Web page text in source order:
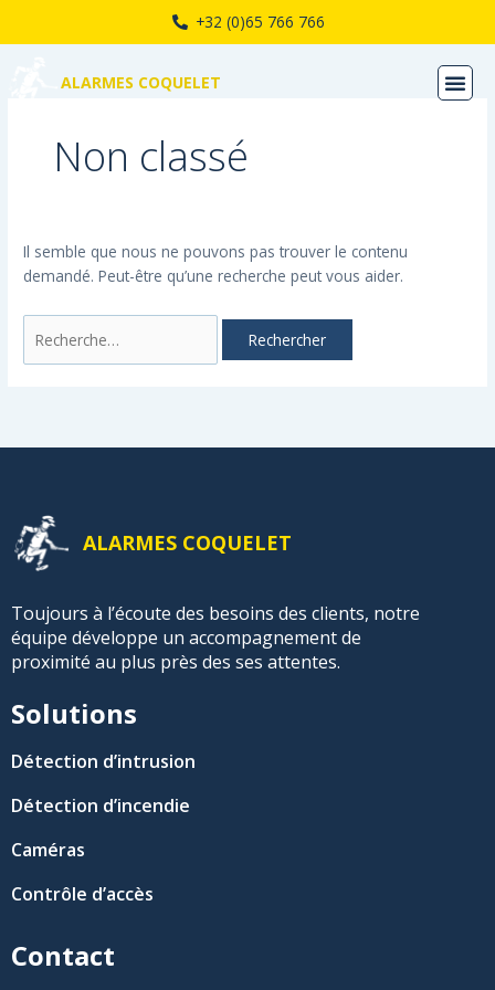
+32 (0)65 766 766
ALARMES COQUELET
Non classé
Il semble que nous ne pouvons pas trouver le contenu
demandé. Peut-être qu’une recherche peut vous aider.
ALARMES COQUELET
Toujours à l’écoute des besoins des clients, notre
équipe développe un accompagnement de
proximité au plus près des ses attentes.
Solutions
Détection d’intrusion
Détection d’incendie
Caméras
Contrôle d’accès
Contact